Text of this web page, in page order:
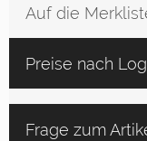
Auf die
Preise nach
Frage zum